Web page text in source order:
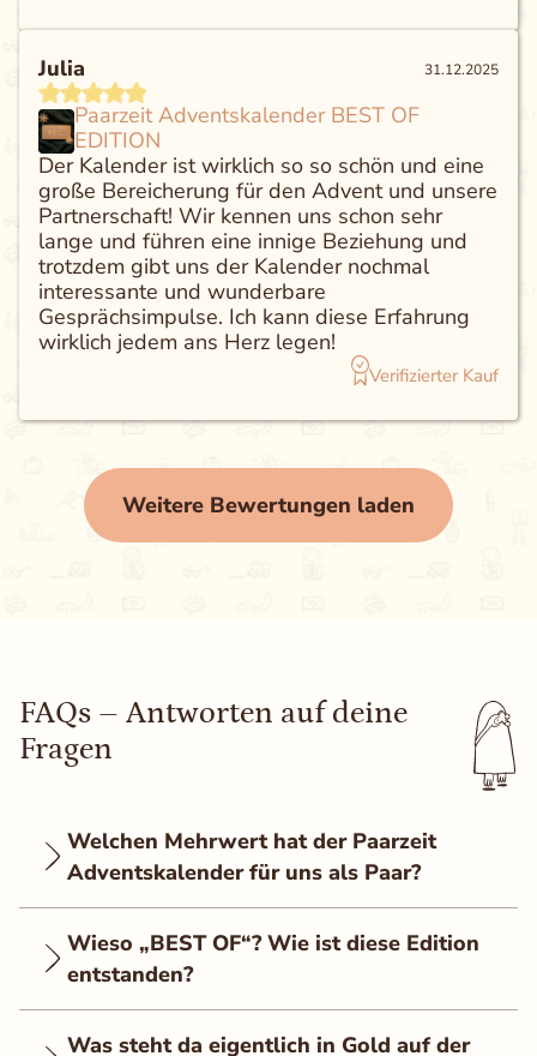
Liebe, Sylvia
Julia 31.12.2025
Paarzeit Adventskalender BEST OF
EDITION
Der Kalender ist wirklich so so schön und eine
große Bereicherung für den Advent und unsere
Partnerschaft! Wir kennen uns schon sehr
lange und führen eine innige Beziehung und
trotzdem gibt uns der Kalender nochmal
interessante und wunderbare
Gesprächsimpulse. Ich kann diese Erfahrung
wirklich jedem ans Herz legen!
Verifizierter Kauf
Weitere Bewertungen laden
FAQs – Antworten auf deine
Fragen
Welchen Mehrwert hat der Paarzeit
Adventskalender für uns als Paar?
Wieso „BEST OF“? Wie ist diese Edition
entstanden?
Was steht da eigentlich in Gold auf der